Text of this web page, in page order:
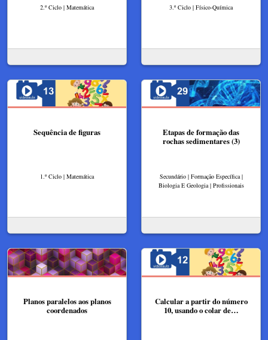
2.º Ciclo | Matemática 3.º Ciclo | Físico-Química
Sequência de figuras
1.º Ciclo | Matemática
Etapas de formação das
rochas sedimentares (3)​
Secundário | Formação Específica |
Biologia E Geologia | Profissionais
Planos paralelos aos planos
coordenados
Calcular a partir do número
10, usando o colar de…